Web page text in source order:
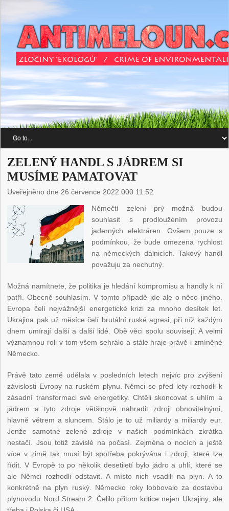
ZELENÝ HANDL S JÁDREM SI
MUSÍME PAMATOVAT
Uveřejněno dne 26 července 2022 000 11:52
Němečtí zelení prý možná budou
souhlasit s prodloužením provozu
jaderných elektráren. Ovšem pouze s
podmínkou, že bude omezena rychlost
na německých dálnicích. Takový handl
považuju za nechutný.
Možná namítnete, že politika je hledání kompromisu a handly k ní
patří. Obecně souhlasím. V tomto případě jde ale o něco jiného.
Evropa čelí nejvážnější energetické krizi za mnoho desítek let.
Ukrajina pak už měsíce čelí brutální ruské agresi, při níž každým
dnem umírají další a další lidé. Obě věci spolu souvisejí. A velmi
významnou roli v tom všem sehrálo a stále hraje právě i zmíněné
Německo.
Právě tato země udělala v posledních letech nejvíc pro zvýšení
závislosti Evropy na ruském plynu. Němci se před lety rozhodli k
zásadní transformaci své energetiky. Chtěli skoncovat s uhlím a
jádrem a tyto zdroje většinově nahradit zdroji obnovitelnými,
hlavně větrem a sluncem. Stálo je to už miliardy a miliardy eur.
Jenže samotné zelené zdroje v našich podmínkách zkrátka
nestačí. Jsou totiž závislé na počasí. Zejména o nocích a ještě
více v zimě tak musí být spotřeba pokrývána i zdroji, které lze
řídit. V Evropě to po několik desetiletí bylo jádro a uhlí, které se
ale Němci rozhodli odstavit. A místo nich vsadili na plyn. A to
konkrétně na plyn ruský. Německo roky lobbovalo za dostavbu
plynovodu Nord Stream 2. Čelilo přitom kritice nejen Ukrajiny, ale